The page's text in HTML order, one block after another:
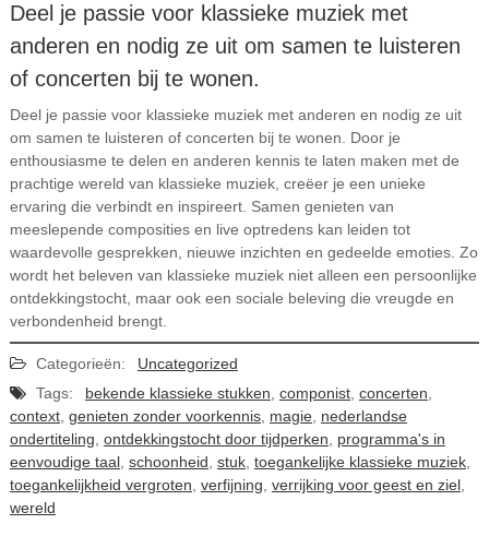
Deel je passie voor klassieke muziek met
anderen en nodig ze uit om samen te luisteren
of concerten bij te wonen.
Deel je passie voor klassieke muziek met anderen en nodig ze uit
om samen te luisteren of concerten bij te wonen. Door je
enthousiasme te delen en anderen kennis te laten maken met de
prachtige wereld van klassieke muziek, creëer je een unieke
ervaring die verbindt en inspireert. Samen genieten van
meeslepende composities en live optredens kan leiden tot
waardevolle gesprekken, nieuwe inzichten en gedeelde emoties. Zo
wordt het beleven van klassieke muziek niet alleen een persoonlijke
ontdekkingstocht, maar ook een sociale beleving die vreugde en
verbondenheid brengt.
Categorieën:
Uncategorized
Tags:
bekende klassieke stukken, componist, concerten,
context, genieten zonder voorkennis, magie, nederlandse
ondertiteling, ontdekkingstocht door tijdperken, programma's in
eenvoudige taal, schoonheid, stuk, toegankelijke klassieke muziek,
toegankelijkheid vergroten, verfijning, verrijking voor geest en ziel,
wereld